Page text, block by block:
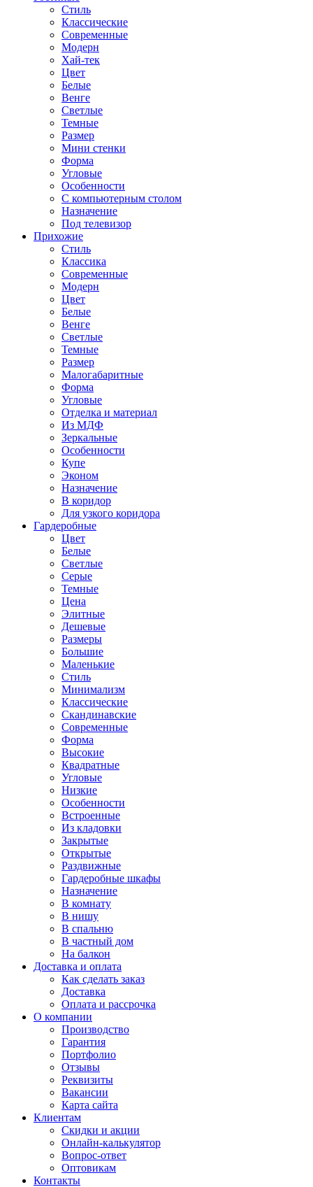
Стиль
Классические
Современные
Модерн
Хай-тек
Цвет
Белые
Венге
Светлые
Темные
Размер
Мини стенки
Форма
Угловые
Особенности
С компьютерным столом
Назначение
Под телевизор
Прихожие
Стиль
Классика
Современные
Модерн
Цвет
Белые
Венге
Светлые
Темные
Размер
Малогабаритные
Форма
Угловые
Отделка и материал
Из МДФ
Зеркальные
Особенности
Купе
Эконом
Назначение
В коридор
Для узкого коридора
Гардеробные
Цвет
Белые
Светлые
Серые
Темные
Цена
Элитные
Дешевые
Размеры
Большие
Маленькие
Стиль
Минимализм
Классические
Скандинавские
Современные
Форма
Высокие
Квадратные
Угловые
Низкие
Особенности
Встроенные
Из кладовки
Закрытые
Открытые
Раздвижные
Гардеробные шкафы
Назначение
В комнату
В нишу
В спальню
В частный дом
На балкон
Доставка и оплата
Как сделать заказ
Доставка
Оплата и рассрочка
О компании
Производство
Гарантия
Портфолио
Отзывы
Реквизиты
Вакансии
Карта сайта
Клиентам
Скидки и акции
Онлайн-калькулятор
Вопрос-ответ
Оптовикам
Контакты